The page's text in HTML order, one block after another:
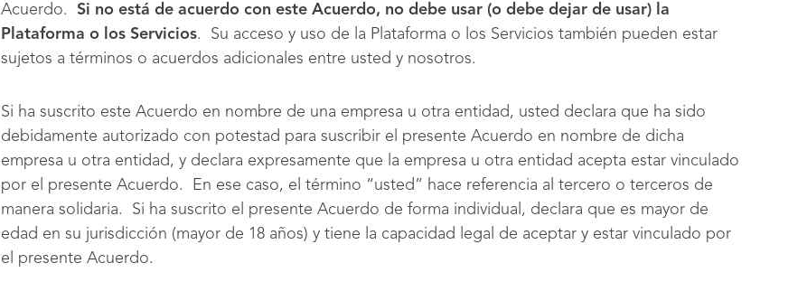
Acuerdo. Si no está de acuerdo con este Acuerdo, no debe usar (o debe dejar de usar) la
Plataforma o los Servicios. Su acceso y uso de la Plataforma o los Servicios también pueden estar
sujetos a términos o acuerdos adicionales entre usted y nosotros.
Si ha suscrito este Acuerdo en nombre de una empresa u otra entidad, usted declara que ha sido
debidamente autorizado con potestad para suscribir el presente Acuerdo en nombre de dicha
empresa u otra entidad, y declara expresamente que la empresa u otra entidad acepta estar vinculado
por el presente Acuerdo. En ese caso, el término “usted” hace referencia al tercero o terceros de
manera solidaria. Si ha suscrito el presente Acuerdo de forma individual, declara que es mayor de
edad en su jurisdicción (mayor de 18 años) y tiene la capacidad legal de aceptar y estar vinculado por
el presente Acuerdo.